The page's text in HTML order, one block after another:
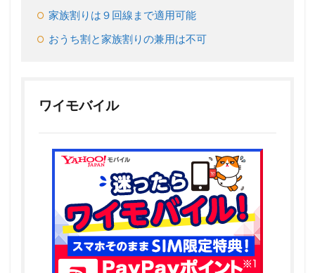
も可能
2.3
家族割
は店舗
Ymobile
家族割
ビスが
家族割りは９回線まで適用可能
おうち割と家族割りの兼用は不可
ワイモバイル